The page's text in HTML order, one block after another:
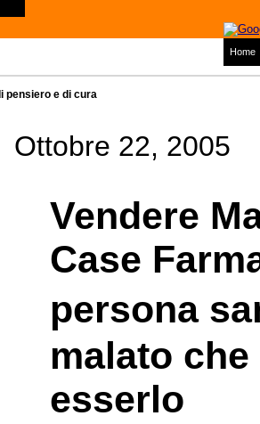
Home
pensiero e di cura
Ottobre 22, 2005
Vendere
Case
persona
malato
esserlo